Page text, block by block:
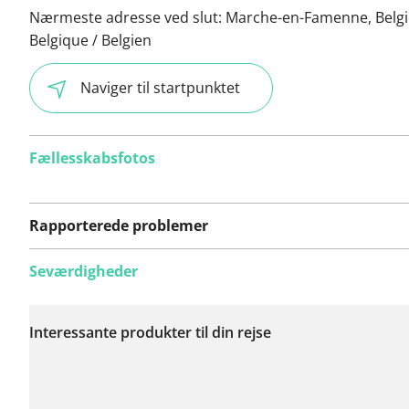
Nærmeste adresse ved slut: Marche-en-Famenne,
Belgique / Belgien
Naviger til startpunktet
Fællesskabsfotos
Rapporterede problemer
rapporteret nogen
problemer på denne
Seværdigheder
Interessante produkter til din rejse